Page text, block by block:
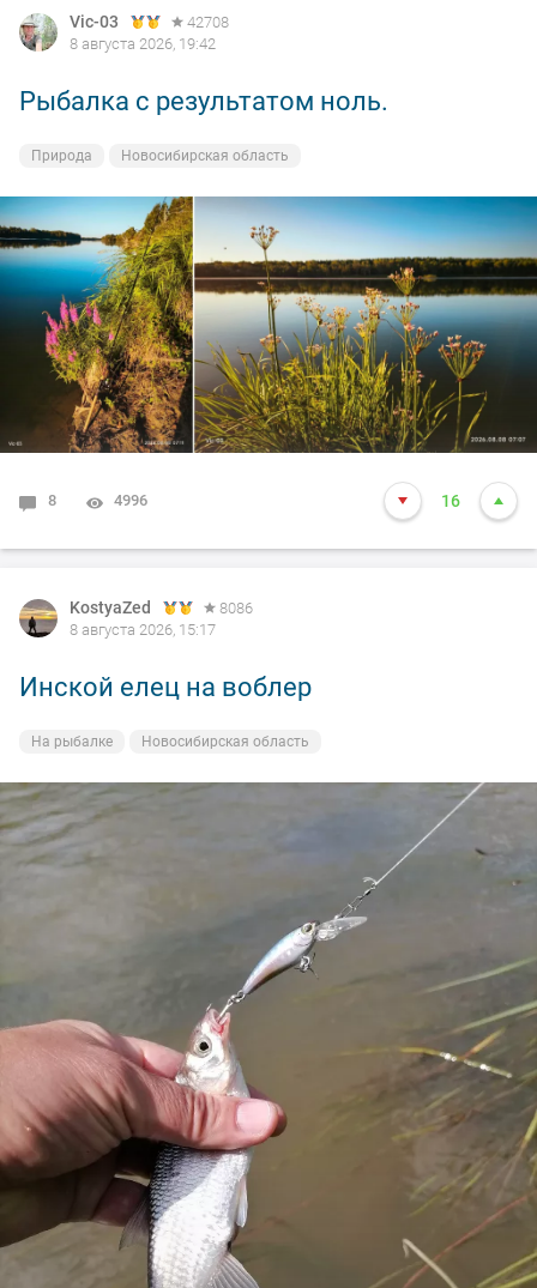
Vic-03
42708
8 августа 2026, 19:42
Рыбалка с результатом ноль.
Природа Новосибирская область
8 4996 16
KostyaZed
8086
8 августа 2026, 15:17
Инской елец на воблер
На рыбалке Новосибирская область